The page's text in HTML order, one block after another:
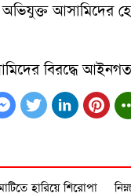
আসামিদের
বিরদ্ধে আইনগত
হারিয়ে শিরোপা